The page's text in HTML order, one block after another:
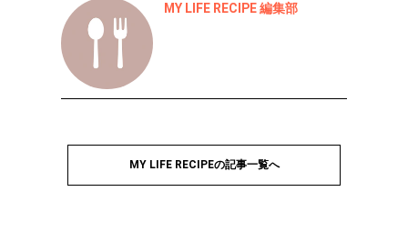
MY LIFE RECIPE 編集部
MY LIFE RECIPEの記事一覧へ